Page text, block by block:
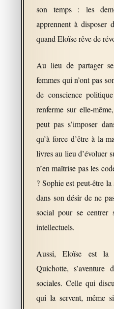
son temps : les
apprennent à disposer
quand Eloïse rêve de
Au lieu de partager
femmes qui n’ont pas
de conscience
renferme sur elle-
peut pas s’imposer
qu’à force d’être à la
livres au lieu d’évoluer
n’en maîtrise pas les
? Sophie est peut-être
dans son désir de ne
social pour se centrer
intellectuels.
Aussi, Eloïse est
Quichotte, s’aventure
sociales. Celle qui
qui la servent, même